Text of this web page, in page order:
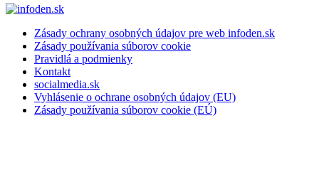
Zásady ochrany osobných údajov pre web infoden.sk
Zásady používania súborov cookie
Pravidlá a podmienky
Kontakt
socialmedia.sk
Vyhlásenie o ochrane osobných údajov (EU)
Zásady používania súborov cookie (EÚ)